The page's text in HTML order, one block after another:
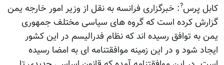
کابل پرس?: خبرگزاری فرانسه به نقل از وزیر امور خارجه یمن
گزارش کرده است که گروه های سیاسی مختلف جمهوری
یمن به توافق رسیده اند که نظام فدرالیسم در این کشور
ایجاد شود و در این زمینه موافقتنامه ای به امضا رسیده